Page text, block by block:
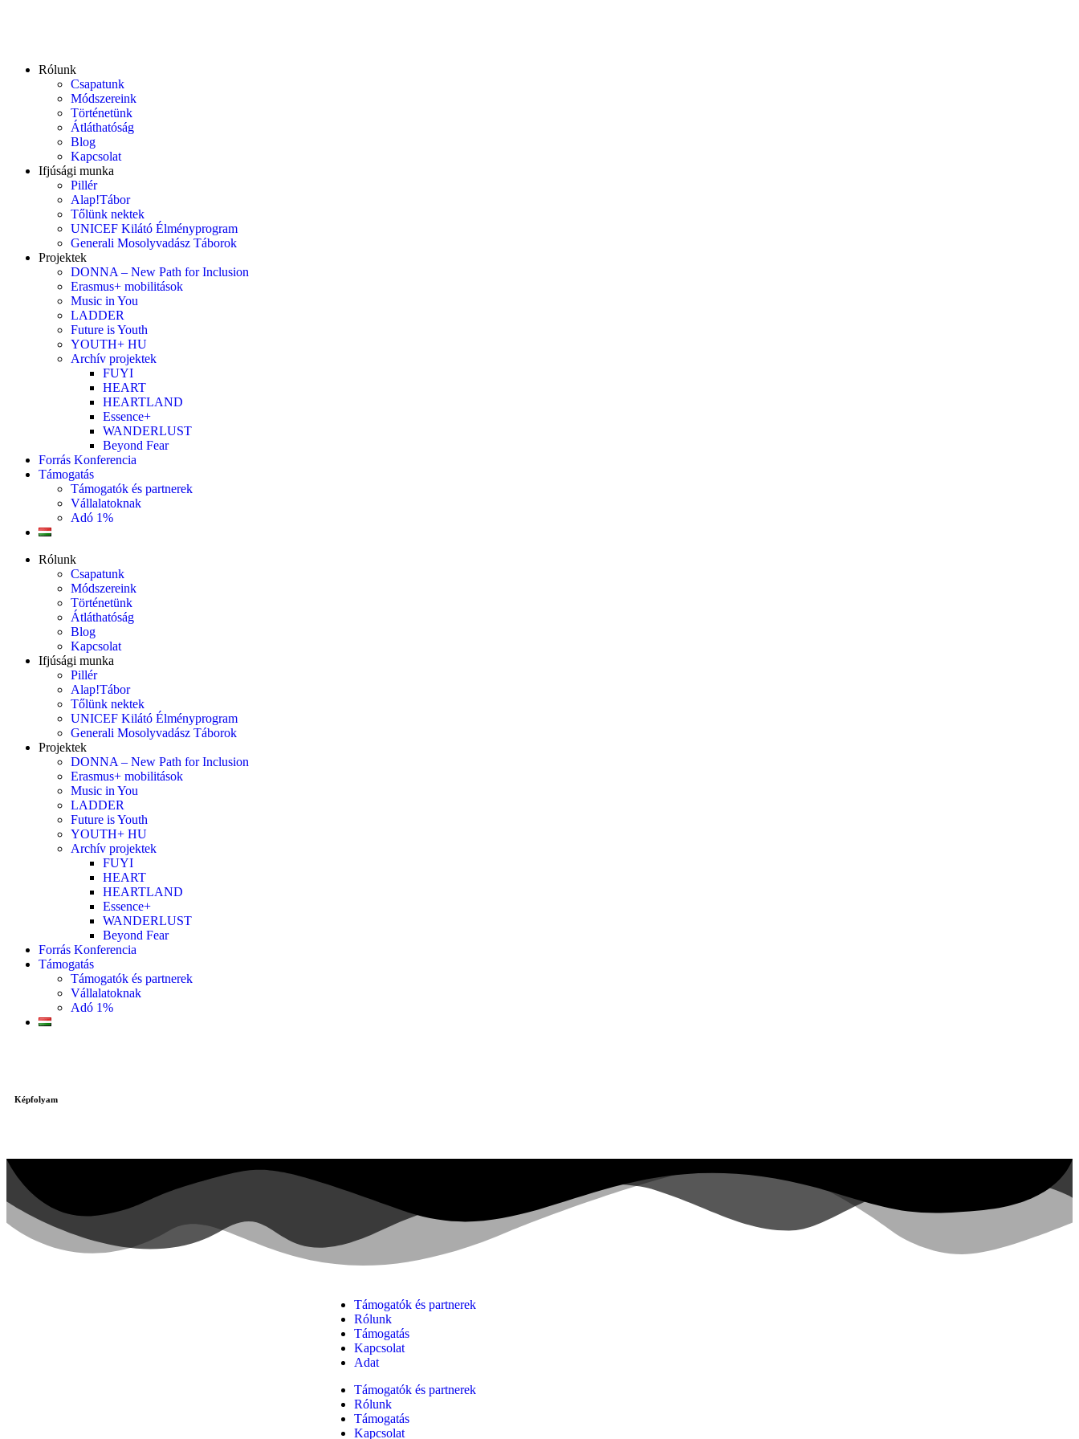
Rólunk
Csapatunk
Módszereink
Történetünk
Átláthatóság
Blog
Kapcsolat
Ifjúsági munka
Pillér
Alap!Tábor
Tőlünk nektek
UNICEF Kilátó Élményprogram
Generali Mosolyvadász Táborok
Projektek
DONNA – New Path for Inclusion
Erasmus+ mobilitások
Music in You
LADDER
Future is Youth
YOUTH+ HU
Archív projektek
FUYI
HEART
HEARTLAND
Essence+
WANDERLUST
Beyond Fear
Forrás Konferencia
Támogatás
Támogatók és partnerek
Vállalatoknak
Adó 1%
Rólunk
Csapatunk
Módszereink
Történetünk
Átláthatóság
Blog
Kapcsolat
Ifjúsági munka
Pillér
Alap!Tábor
Tőlünk nektek
UNICEF Kilátó Élményprogram
Generali Mosolyvadász Táborok
Projektek
DONNA – New Path for Inclusion
Erasmus+ mobilitások
Music in You
LADDER
Future is Youth
YOUTH+ HU
Archív projektek
FUYI
HEART
HEARTLAND
Essence+
WANDERLUST
Beyond Fear
Forrás Konferencia
Támogatás
Támogatók és partnerek
Vállalatoknak
Adó 1%
Képfolyam
Támogatók és partnerek
Rólunk
Támogatás
Kapcsolat
Adat
Támogatók és partnerek
Rólunk
Támogatás
Kapcsolat